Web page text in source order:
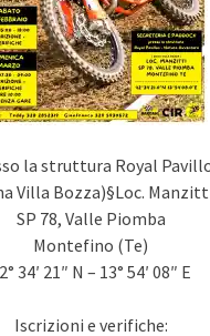
la struttura Royal
Villa Bozza)§Loc.
SP 78, Valle Piomba
Montefino (Te)
34′ 21″ N – 13° 54′ 08″ E
Iscrizioni e verifiche: